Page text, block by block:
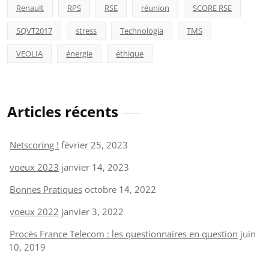
Renault RPS RSE réunion SCORE RSE
SQVT2017 stress Technologia TMS
VEOLIA énergie éthique
Articles récents
Netscoring ! février 25, 2023
voeux 2023 janvier 14, 2023
Bonnes Pratiques octobre 14, 2022
voeux 2022 janvier 3, 2022
Procès France Telecom : les questionnaires en question juin
10, 2019